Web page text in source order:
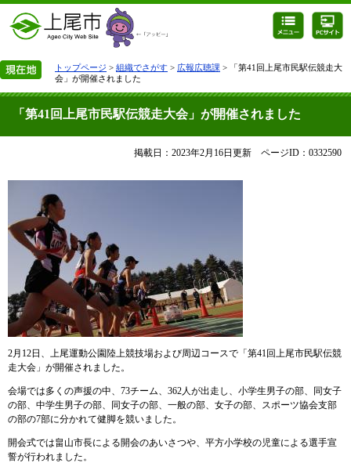
トップページ > 組織でさがす > 広報広聴課 > 「第41回上尾市民駅伝競走大
会」が開催されました
「第41回上尾市民駅伝競走大会」が開催されました
掲載日：2023年2月16日更新 ページID：0332590
2月12日、上尾運動公園陸上競技場および周辺コースで「第41回上尾市民駅伝競
走大会」が開催されました。
会場では多くの声援の中、73チーム、362人が出走し、小学生男子の部、同女子
の部、中学生男子の部、同女子の部、一般の部、女子の部、スポーツ協会支部
の部の7部に分かれて健脚を競いました。
開会式では畠山市長による開会のあいさつや、平方小学校の児童による選手宣
誓が行われました。